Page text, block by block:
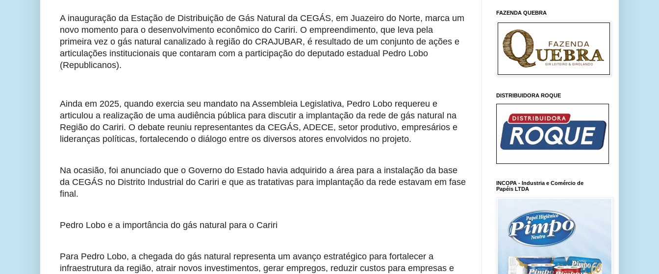
A inauguração da Estação de Distribuição de Gás Natural da CEGÁS, em Juazeiro do Norte, marca um
novo momento para o desenvolvimento econômico do Cariri. O empreendimento, que leva pela
primeira vez o gás natural canalizado à região do CRAJUBAR, é resultado de um conjunto de ações e
articulações institucionais que contaram com a participação do deputado estadual Pedro Lobo
(Republicanos).
Ainda em 2025, quando exercia seu mandato na Assembleia Legislativa, Pedro Lobo requereu e
articulou a realização de uma audiência pública para discutir a implantação da rede de gás natural na
Região do Cariri. O debate reuniu representantes da CEGÁS, ADECE, setor produtivo, empresários e
lideranças políticas, fortalecendo o diálogo entre os diversos atores envolvidos no projeto.
Na ocasião, foi anunciado que o Governo do Estado havia adquirido a área para a instalação da base
da CEGÁS no Distrito Industrial do Cariri e que as tratativas para implantação da rede estavam em fase
final.
Pedro Lobo e a importância do gás natural para o Cariri
Para Pedro Lobo, a chegada do gás natural representa um avanço estratégico para fortalecer a
infraestrutura da região, atrair novos investimentos, gerar empregos, reduzir custos para empresas e
FAZENDA QUEBRA
DISTRIBUIDORA ROQUE
INCOPA - Industria e Comércio de
Papéis LTDA